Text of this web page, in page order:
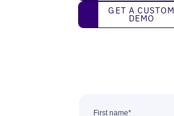
Get a custom demo
GET A CUSTOM
DEMO